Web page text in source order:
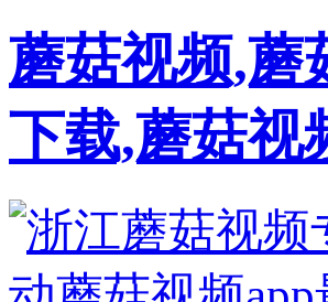
蘑菇视频,蘑
下载,蘑菇视